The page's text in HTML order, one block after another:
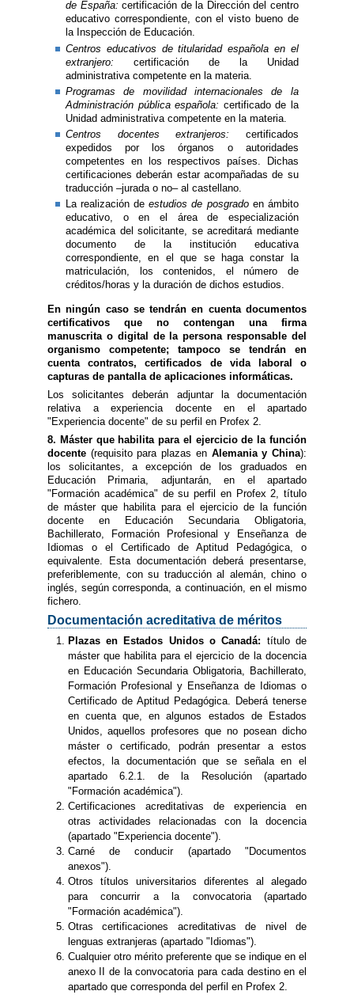
de España: certificación de la Dirección del centro
educativo correspondiente, con el visto bueno de
la Inspección de Educación.
Centros educativos de titularidad española en el
extranjero: certificación de la Unidad
administrativa competente en la materia.
Programas de movilidad internacionales de la
Administración pública española: certificado de la
Unidad administrativa competente en la materia.
Centros docentes extranjeros: certificados
expedidos por los órganos o autoridades
competentes en los respectivos países. Dichas
certificaciones deberán estar acompañadas de su
traducción –jurada o no– al castellano.
La realización deestudios de posgradoen ámbito
educativo, o en el área de especialización
académica del solicitante, se acreditará mediante
documento de la institución educativa
correspondiente, en el que se haga constar la
matriculación, los contenidos, el número de
créditos/horas y la duración de dichos estudios.
En ningún caso se tendrán en cuenta documentos
certificativos que no contengan una firma
manuscrita o digital de la persona responsable del
organismo competente; tampoco se tendrán en
cuenta contratos, certificados de vida laboral o
capturas de pantalla de aplicaciones informáticas.
Los solicitantes deberán adjuntar la documentación
relativa a experiencia docente en el apartado
"Experiencia docente" de su perfil en Profex 2.
8. Máster que habilita para el ejercicio de la función
docente (requisito para plazas en Alemania y China):
los solicitantes, a excepción de los graduados en
Educación Primaria, adjuntarán, en el apartado
"Formación académica" de su perfil en Profex 2, título
de máster que habilita para el ejercicio de la función
docente en Educación Secundaria Obligatoria,
Bachillerato, Formación Profesional y Enseñanza de
Idiomas o el Certificado de Aptitud Pedagógica, o
equivalente. Esta documentación deberá presentarse,
preferiblemente, con su traducción al alemán, chino o
inglés, según corresponda, a continuación, en el mismo
fichero.
Documentación acreditativa de méritos
Plazas en Estados Unidos o Canadá: título de
máster que habilita para el ejercicio de la docencia
en Educación Secundaria Obligatoria, Bachillerato,
Formación Profesional y Enseñanza de Idiomas o
Certificado de Aptitud Pedagógica. Deberá tenerse
en cuenta que, en algunos estados de Estados
Unidos, aquellos profesores que no posean dicho
máster o certificado, podrán presentar a estos
efectos, la documentación que se señala en el
apartado 6.2.1. de la Resolución (apartado
"Formación académica").
Certificaciones acreditativas de experiencia en
otras actividades relacionadas con la docencia
(apartado "Experiencia docente").
Carné de conducir (apartado "Documentos
anexos").
Otros títulos universitarios diferentes al alegado
para concurrir a la convocatoria (apartado
"Formación académica").
Otras certificaciones acreditativas de nivel de
lenguas extranjeras (apartado "Idiomas").
Cualquier otro mérito preferente que se indique en el
anexo II de la convocatoria para cada destino en el
apartado que corresponda del perfil en Profex 2.